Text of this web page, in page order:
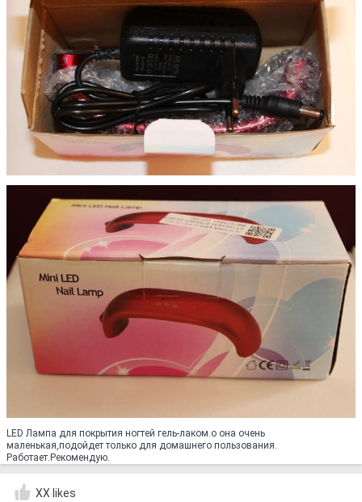
LED Лампа для покрытия ногтей гель-лаком.о она очень
маленькая,подойдет только для домашнего пользования.
Работает.Рекомендую.
XX likes